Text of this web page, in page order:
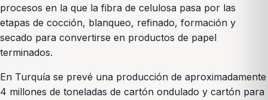
procesos en la que la fibra de celulosa pasa por las
etapas de cocción, blanqueo, refinado, formación y
secado para convertirse en productos de papel
terminados.
En Turquía se prevé una producción de aproximadamente
4 millones de toneladas de cartón ondulado y cartón para